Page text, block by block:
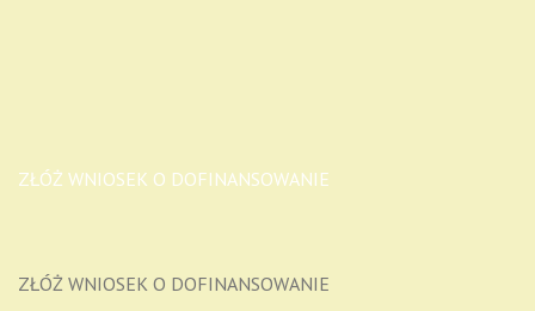
ZŁÓŻ WNIOSEK O DOFINANSOWANIE
ZŁÓŻ WNIOSEK O DOFINANSOWANIE